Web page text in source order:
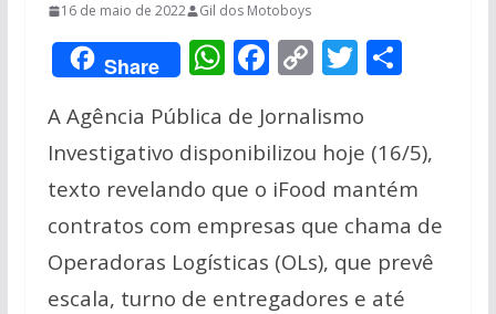
16 de maio de 2022 Gil dos Motoboys
Share W
at
s
A
p
p
F
e
b
o
o
k
C
p
y
Li
n
k
T
itt
er
S
e
A Agência Pública de Jornalismo
Investigativo disponibilizou hoje (16/5),
texto revelando que o iFood mantém
contratos com empresas que chama de
Operadoras Logísticas (OLs), que prevê
escala, turno de entregadores e até